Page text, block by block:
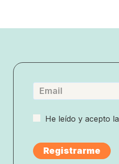
He leído y acepto la